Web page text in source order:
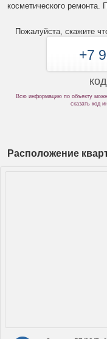
косметического ремонта.
Пожалуйста, скажите
+7
Всю информацию по объекту
сказать код
Расположение